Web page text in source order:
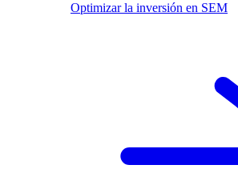
Optimizar la inversión en SEM